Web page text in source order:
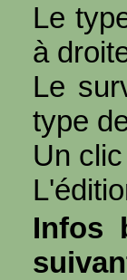
Le
à
Le
type
Un
Infos